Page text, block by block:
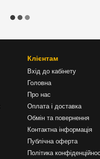
Клієнтам
Вхід до кабінету
Головна
Про нас
Оплата і доставка
Обмін та повернення
Контактна інформація
Публічна оферта
Політика